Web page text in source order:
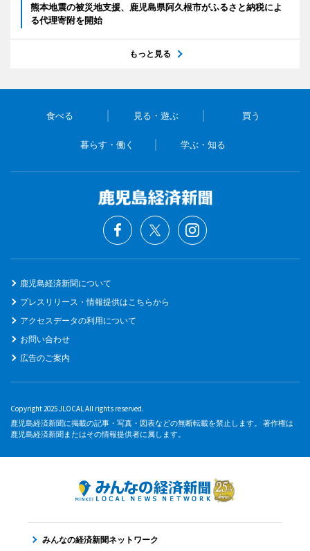
熊本地震の被災地支援、鹿児島県阿久根市がふるさと納税によ
る代理寄附を開始
もっと見る
食べる 見る・遊ぶ 買う
暮らす・働く 学ぶ・知る
鹿児島経済新聞について
プレスリリース・情報提供はこちらから
アクセスデータの利用について
お問い合わせ
広告のご案内
Copyright 2025 JLOCAL All rights reserved.
鹿児島経済新聞に掲載の記事・写真・図表などの無断転載を禁止します。 著作権は
鹿児島経済新聞またはその情報提供者に属します。
みんなの経済新聞ネットワーク